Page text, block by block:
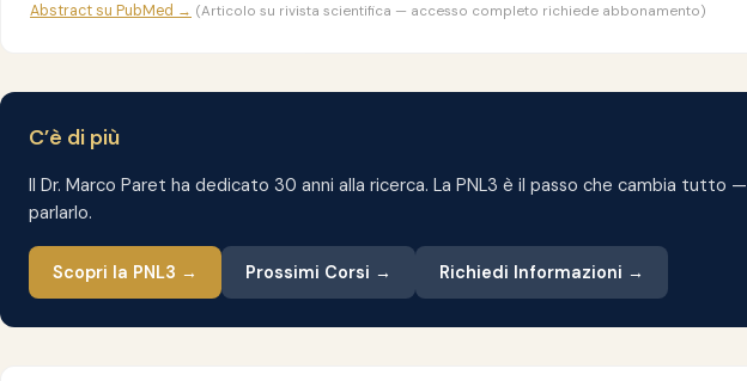
Abstract su PubMed → (Articolo su rivista scientifica — accesso completo richiede abbonamento)
C’è di più
Il Dr. Marco Paret ha dedicato 30 anni alla ricerca. La PNL3 è il passo che cambia
parlarlo.
Scopri la PNL3 → Prossimi Corsi → Richiedi Informazioni →